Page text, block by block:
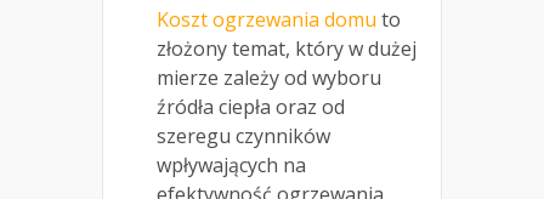
Koszt ogrzewania domu to
złożony temat, który w dużej
mierze zależy od wyboru
źródła ciepła oraz od
szeregu czynników
wpływających na